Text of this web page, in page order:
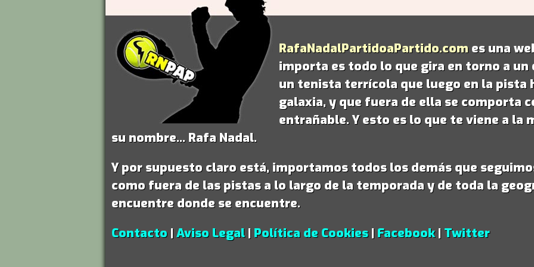
RafaNadalPartidoaPartido.com es una
importa es todo lo que gira en torno a
un tenista terrícola que luego en la pista
galaxia, y que fuera de ella se comporta
entrañable. Y esto es lo que te viene a la
su nombre... Rafa Nadal.
Y por supuesto claro está, importamos todos los demás que
como fuera de las pistas a lo largo de la temporada y de toda la
encuentre donde se encuentre.
Contacto |Aviso Legal| Política de Cookies| Facebook| Twitter